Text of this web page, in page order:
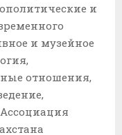
и
и музейное
отношения,